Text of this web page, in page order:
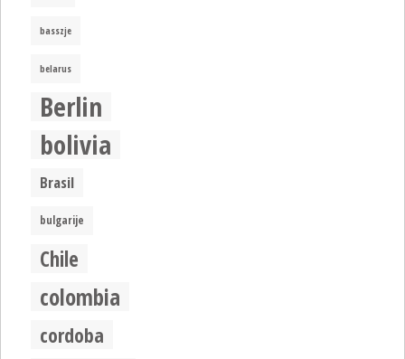
basszje
belarus
Berlin
bolivia
Brasil
bulgarije
Chile
colombia
cordoba